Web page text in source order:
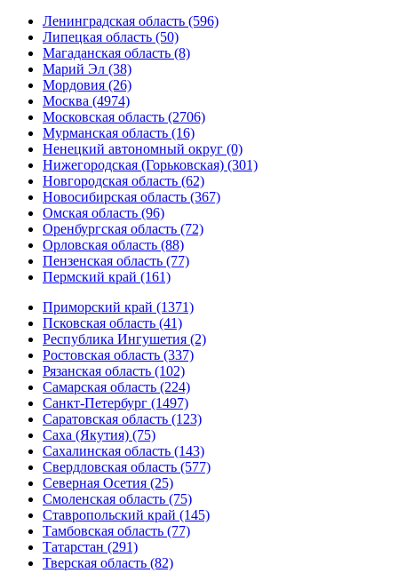
Ленинградская область (596)
Липецкая область (50)
Магаданская область (8)
Марий Эл (38)
Мордовия (26)
Москва (4974)
Московская область (2706)
Мурманская область (16)
Ненецкий автономный округ (0)
Нижегородская (Горьковская) (301)
Новгородская область (62)
Новосибирская область (367)
Омская область (96)
Оренбургская область (72)
Орловская область (88)
Пензенская область (77)
Пермский край (161)
Приморский край (1371)
Псковская область (41)
Республика Ингушетия (2)
Ростовская область (337)
Рязанская область (102)
Самарская область (224)
Санкт-Петербург (1497)
Саратовская область (123)
Саха (Якутия) (75)
Сахалинская область (143)
Свердловская область (577)
Северная Осетия (25)
Смоленская область (75)
Ставропольский край (145)
Тамбовская область (77)
Татарстан (291)
Тверская область (82)